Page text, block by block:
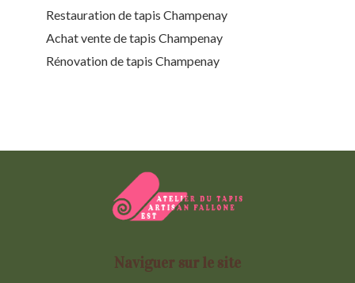
Restauration de tapis Champenay
Achat vente de tapis Champenay
Rénovation de tapis Champenay
Naviguer sur le site